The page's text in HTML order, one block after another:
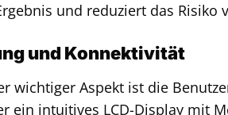
und reduziert das Risiko
und Konnektivität
wichtiger Aspekt ist die
ein intuitives LCD-Display mit